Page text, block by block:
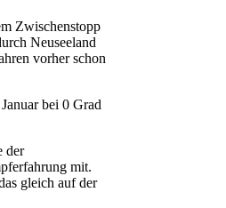
Zwischenstopp
Neuseeland
vorher schon
bei 0 Grad
der
mit.
gleich auf der